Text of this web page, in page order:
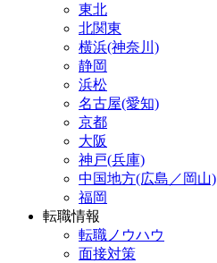
東北
北関東
横浜(神奈川)
静岡
浜松
名古屋(愛知)
京都
大阪
神戸(兵庫)
中国地方(広島／岡山)
福岡
転職情報
転職ノウハウ
面接対策